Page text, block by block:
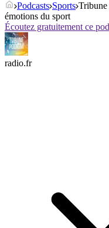
Podcasts Sports
émotions du sport
Écoutez gratuitement ce
radio.fr